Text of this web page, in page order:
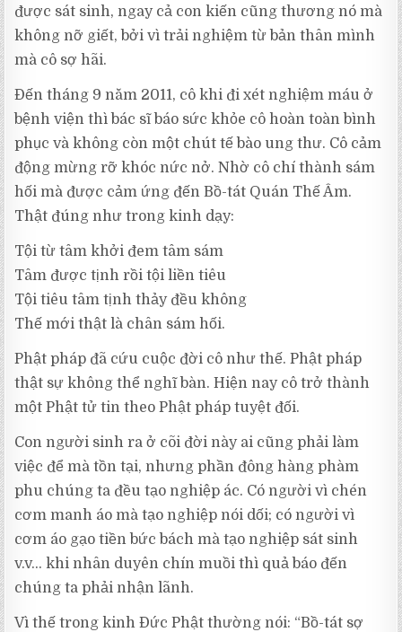
được sát sinh, ngay cả con kiến cũng thương nó mà
không nỡ giết, bởi vì trải nghiệm từ bản thân mình
mà cô sợ hãi.
Đến tháng 9 năm 2011, cô khi đi xét nghiệm máu ở
bệnh viện thì bác sĩ báo sức khỏe cô hoàn toàn bình
phục và không còn một chút tế bào ung thư. Cô cảm
động mừng rỡ khóc nức nở. Nhờ cô chí thành sám
hối mà được cảm ứng đến Bồ-tát Quán Thế Âm.
Thật đúng như trong kinh dạy:
Tội từ tâm khởi đem tâm sám
Tâm được tịnh rồi tội liền tiêu
Tội tiêu tâm tịnh thảy đều không
Thế mới thật là chân sám hối.
Phật pháp đã cứu cuộc đời cô như thế. Phật pháp
thật sự không thể nghĩ bàn. Hiện nay cô trở thành
một Phật tử tin theo Phật pháp tuyệt đối.
Con người sinh ra ở cõi đời này ai cũng phải làm
việc để mà tồn tại, nhưng phần đông hàng phàm
phu chúng ta đều tạo nghiệp ác. Có người vì chén
cơm manh áo mà tạo nghiệp nói dối; có người vì
cơm áo gạo tiền bức bách mà tạo nghiệp sát sinh
v.v… khi nhân duyên chín muồi thì quả báo đến
chúng ta phải nhận lãnh.
Vì thế trong kinh Đức Phật thường nói: “Bồ-tát sợ